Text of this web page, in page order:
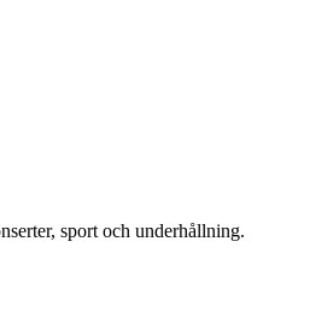
sport och underhållning.